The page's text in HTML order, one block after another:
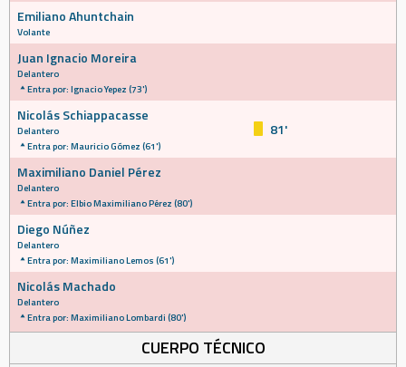
Emiliano Ahuntchain
Volante
Juan Ignacio Moreira
Delantero
Entra por: Ignacio Yepez (73')
Nicolás Schiappacasse
Delantero
Entra por: Mauricio Gómez (61')
81'
Maximiliano Daniel Pérez
Delantero
Entra por: Elbio Maximiliano Pérez (80')
Diego Núñez
Delantero
Entra por: Maximiliano Lemos (61')
Nicolás Machado
Delantero
Entra por: Maximiliano Lombardi (80')
CUERPO TÉCNICO